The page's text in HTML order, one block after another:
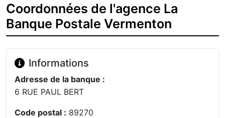
Coordonnées de l'agence La
Banque Postale Vermenton
Informations
Adresse de la banque :
6 RUE PAUL BERT
Code postal : 89270